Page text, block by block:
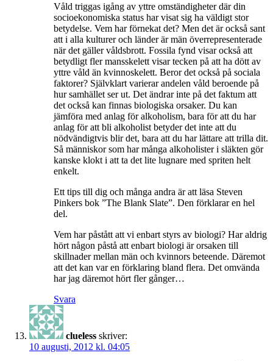
Våld triggas igång av yttre omständigheter där din
socioekonomiska status har visat sig ha väldigt stor
betydelse. Vem har förnekat det? Men det är också sant
att i alla kulturer och länder är män överrepresenterade
när det gäller våldsbrott. Fossila fynd visar också att
betydligt fler mansskelett visar tecken på att ha dött av
yttre våld än kvinnoskelett. Beror det också på sociala
faktorer? Självklart varierar andelen våld beroende på
hur samhället ser ut. Det ändrar inte på det faktum att
det också kan finnas biologiska orsaker. Du kan
jämföra med anlag för alkoholism, bara för att du har
anlag för att bli alkoholist betyder det inte att du
nödvändigtvis blir det, bara att du har lättare att trilla dit.
Så människor som har många alkoholister i släkten gör
kanske klokt i att ta det lite lugnare med spriten helt
enkelt.
Ett tips till dig och många andra är att läsa Steven
Pinkers bok ”The Blank Slate”. Den förklarar en hel
del.
Vem har påstått att vi enbart styrs av biologi? Har aldrig
hört någon påstå att enbart biologi är orsaken till
skillnader mellan män och kvinnors beteende. Däremot
att det kan var en förklaring bland flera. Det omvända
har jag däremot hört fler gånger…
Svara
clueless skriver:
10 augusti, 2012 kl. 04:05